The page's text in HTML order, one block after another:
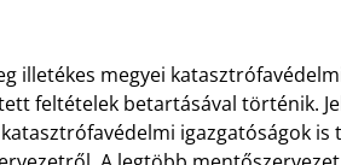
illetékes megyei
feltételek betartásával történik.
igazgatóságok